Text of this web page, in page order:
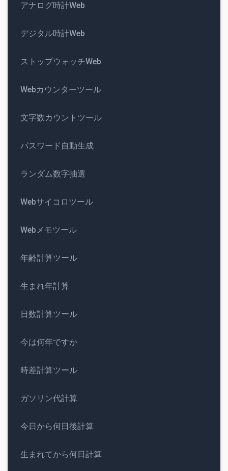
アナログ時計Web
デジタル時計Web
ストップウォッチWeb
Webカウンターツール
文字数カウントツール
パスワード自動生成
ランダム数字抽選
Webサイコロツール
Webメモツール
年齢計算ツール
生まれ年計算
日数計算ツール
今は何年ですか
時差計算ツール
ガソリン代計算
今日から何日後計算
生まれてから何日計算